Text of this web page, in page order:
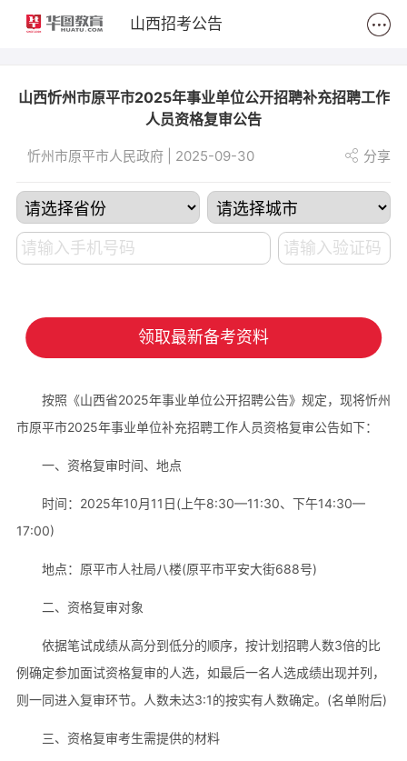
山西招考公告
山西忻州市原平市2025年事业单位公开招聘补充招聘工作
人员资格复审公告
忻州市原平市人民政府 | 2025-09-30 分享
领取最新备考资料
按照《山西省2025年事业单位公开招聘公告》规定，现将忻州
市原平市2025年事业单位补充招聘工作人员资格复审公告如下：
一、资格复审时间、地点
时间：2025年10月11日(上午8:30—11:30、下午14:30—
17:00)
地点：原平市人社局八楼(原平市平安大街688号)
二、资格复审对象
依据笔试成绩从高分到低分的顺序，按计划招聘人数3倍的比
例确定参加面试资格复审的人选，如最后一名人选成绩出现并列，
则一同进入复审环节。人数未达3:1的按实有人数确定。(名单附后)
三、资格复审考生需提供的材料